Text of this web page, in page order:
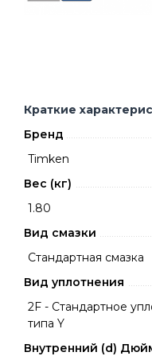
Краткие
Бренд
Timken
Вес (кг)
1.80
Вид смазки
Стандартная смазка
Вид уплотнения
2F - Стандартное
типа Y
Внутренний (d)